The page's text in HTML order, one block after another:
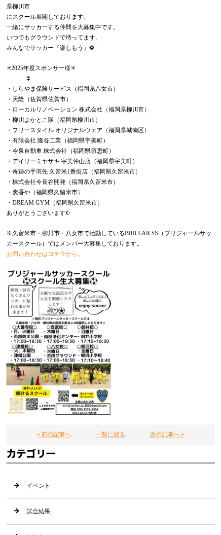
県柳川市
にスクール展開しております。
一緒にサッカーする仲間を大募集中です。
いつでもグラウンドで待ってます。
みんなでサッカー『楽しもう』⚽️
✳️2025年度スポンサー様✳️
⏬
・しらやま保険サービス（福岡県八女市）
・天隆（佐賀県佐賀市）
・ローカルリノベーション 株式会社（福岡県柳川市）
・柳川よかとこ隊（福岡県柳川市）
・フリースタイル オリジナルウェア（福岡県城南区）
・有限会社 隆谷工業（福岡県宇美町）
・今泉自動車 株式会社（福岡県須恵町）
・デイリーミヤザキ 宇美仲山店（福岡県宇美町）
・奇跡の手羽先 久留米1番街店（福岡県久留米市）
・株式会社今長谷開発（福岡県久留米市）
・炭香や（福岡県久留米市）
・DREAM GYM（福岡県久留米市）
ありがとうございます☪️
※久留米市・柳川市・八女市で活動しているBRILLAR.SS（ブリジャールサッ
カースクール）ではメンバー大募集しております。
お問い合わせはコチラから。
« 前の記事へ 一覧に戻る 次の記事へ »
カテゴリー
イベント
試合結果